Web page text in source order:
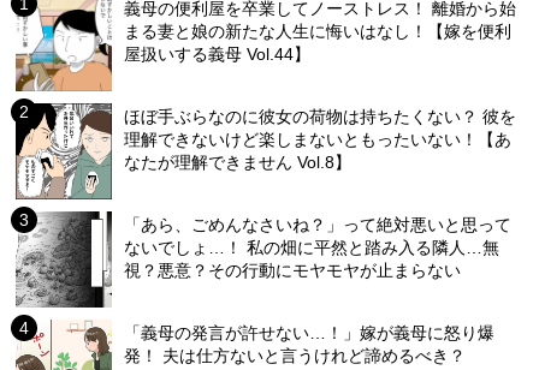
義母の便利屋を卒業してノーストレス！ 離婚から始
まる妻と娘の新たな人生に悔いはなし！【嫁を便利
屋扱いする義母 Vol.44】
ほぼ手ぶらなのに彼女の荷物は持ちたくない？ 彼を
理解できないけど楽しまないともったいない！【あ
なたが理解できません Vol.8】
「あら、ごめんなさいね？」って絶対悪いと思って
ないでしょ…！ 私の畑に平然と踏み入る隣人…無
視？悪意？その行動にモヤモヤが止まらない
「義母の発言が許せない…！」嫁が義母に怒り爆
発！ 夫は仕方ないと言うけれど諦めるべき？